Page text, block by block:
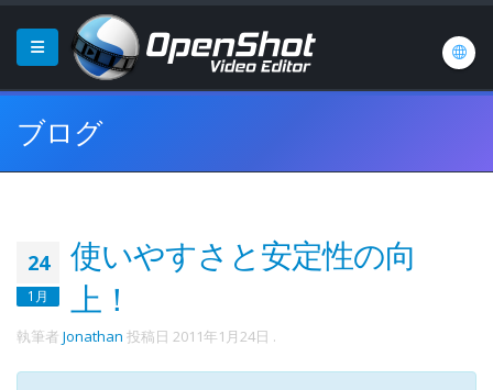
ブログ
24
1月
使いやすさと安定性の向
上！
執筆者 Jonathan 投稿日 2011年1月24日 .